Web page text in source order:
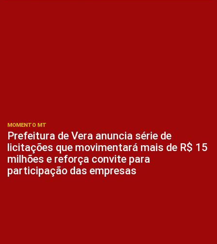
MOMENTO MT
Prefeitura de Vera anuncia série de
licitações que movimentará mais de R$ 15
milhões e reforça convite para
participação das empresas